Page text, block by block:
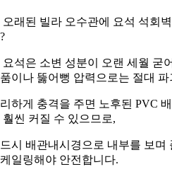
오래된 빌라 오수관에 요석 석회
요석은 소변 성분이 오랜 세월 굳
이나 뚫어뻥 압력으로는 절대
하게 충격을 주면 노후된 PVC
훨씬 커질 수 있으므로,
시 배관내시경으로 내부를 보며
일링해야 안전합니다.